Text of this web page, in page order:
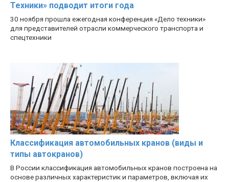
Техники» подводит итоги года
30 ноября прошла ежегодная конференция «Дело техники»
для представителей отрасли коммерческого транспорта и
спецтехники
Классификация автомобильных кранов (виды и
типы автокранов)
В России классификация автомобильных кранов построена на
основе различных характеристик и параметров, включая их